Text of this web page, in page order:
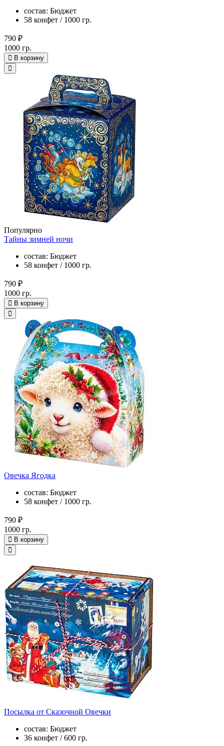
состав: Бюджет
58 конфет / 1000 гр.
790 ₽
1000 гр.
В корзину
Популярно
Тайны зимней ночи
состав: Бюджет
58 конфет / 1000 гр.
790 ₽
1000 гр.
В корзину
Овечка Ягодка
состав: Бюджет
58 конфет / 1000 гр.
790 ₽
1000 гр.
В корзину
Посылка от Сказочной Овечки
состав: Бюджет
36 конфет / 600 гр.